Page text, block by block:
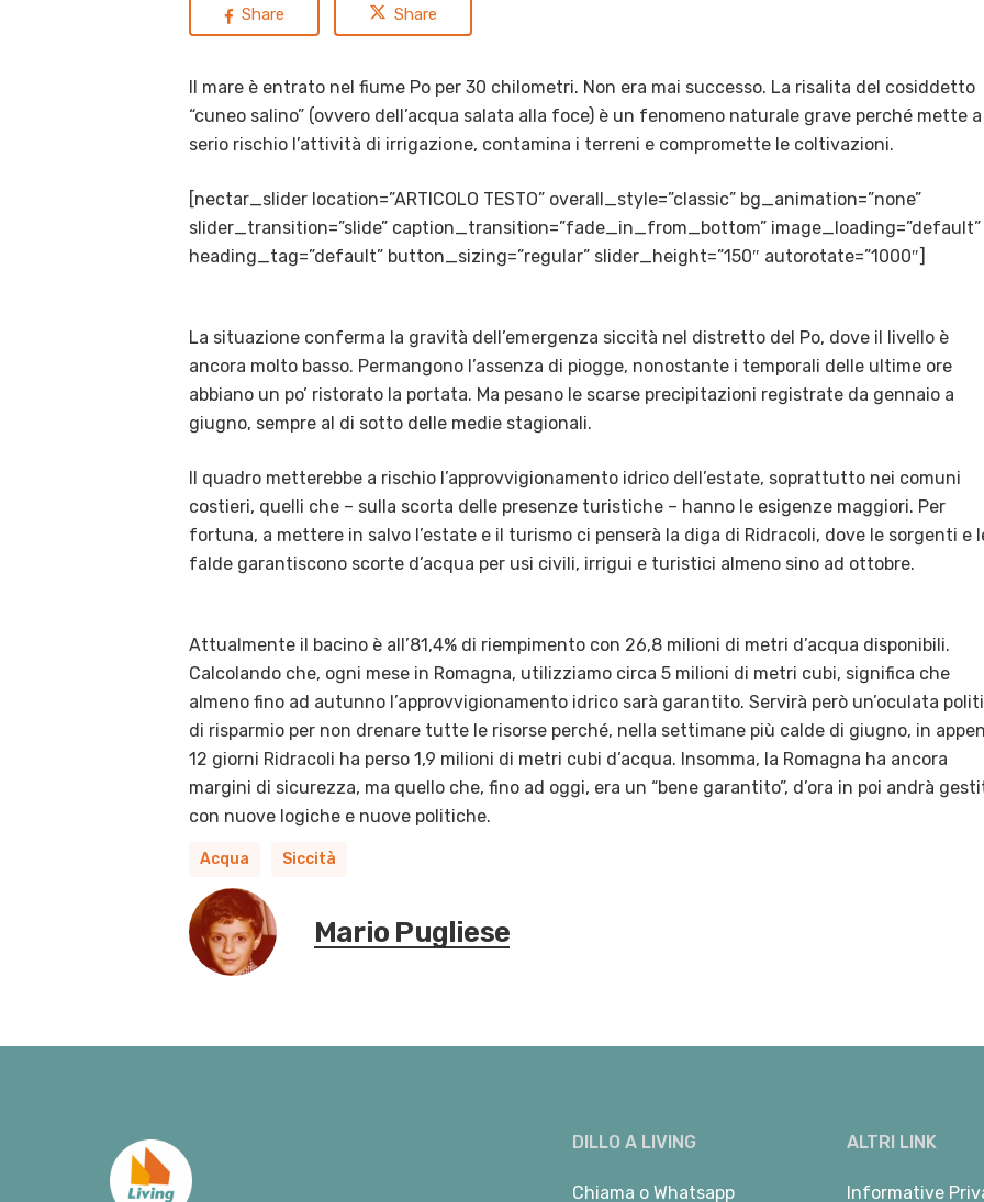
Share Share
Il mare è entrato nel fiume Po per 30 chilometri. Non era mai successo. La risalita del cosiddetto
“cuneo salino” (ovvero dell’acqua salata alla foce) è un fenomeno naturale grave perché mette a
serio rischio l’attività di irrigazione, contamina i terreni e compromette le coltivazioni.
[nectar_slider location=”ARTICOLO TESTO” overall_style=”classic” bg_animation=”none”
slider_transition=”slide” caption_transition=”fade_in_from_bottom” image_loading=”default”
heading_tag=”default” button_sizing=”regular” slider_height=”150″ autorotate=”1000″]
La situazione conferma la gravità dell’emergenza siccità nel distretto del Po, dove il livello è
ancora molto basso. Permangono l’assenza di piogge, nonostante i temporali delle ultime ore
abbiano un po’ ristorato la portata. Ma pesano le scarse precipitazioni registrate da gennaio a
giugno, sempre al di sotto delle medie stagionali.
Il quadro metterebbe a rischio l’approvvigionamento idrico dell’estate, soprattutto nei comuni
costieri, quelli che – sulla scorta delle presenze turistiche – hanno le esigenze maggiori. Per
fortuna, a mettere in salvo l’estate e il turismo ci penserà la diga di Ridracoli, dove le sorgenti e
falde garantiscono scorte d’acqua per usi civili, irrigui e turistici almeno sino ad ottobre.
Attualmente il bacino è all’81,4% di riempimento con 26,8 milioni di metri d’acqua disponibili.
Calcolando che, ogni mese in Romagna, utilizziamo circa 5 milioni di metri cubi, significa che
almeno fino ad autunno l’approvvigionamento idrico sarà garantito. Servirà però un’oculata
di risparmio per non drenare tutte le risorse perché, nella settimane più calde di giugno, in
12 giorni Ridracoli ha perso 1,9 milioni di metri cubi d’acqua. Insomma, la Romagna ha ancora
margini di sicurezza, ma quello che, fino ad oggi, era un “bene garantito”, d’ora in poi andrà
con nuove logiche e nuove politiche.
Acqua Siccità
Mario Pugliese
DILLO A LIVING
Chiama o Whatsapp
ALTRI LINK
Informative